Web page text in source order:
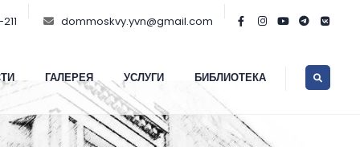
dommoskvy.yvn@gmail.com
ГАЛЕРЕЯ УСЛУГИ БИБЛИОТЕКА